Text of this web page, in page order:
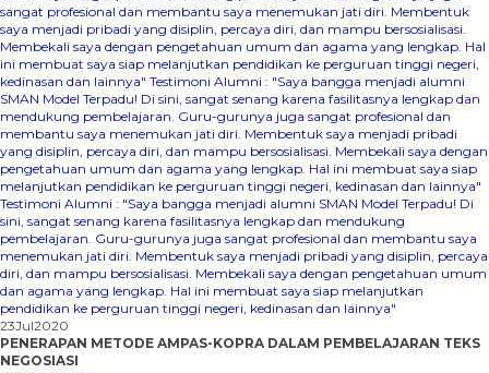
sangat profesional dan membantu saya menemukan jati diri. Membentuk
saya menjadi pribadi yang disiplin, percaya diri, dan mampu bersosialisasi.
Membekali saya dengan pengetahuan umum dan agama yang lengkap. Hal
ini membuat saya siap melanjutkan pendidikan ke perguruan tinggi negeri,
kedinasan dan lainnya" Testimoni Alumni : "Saya bangga menjadi alumni
SMAN Model Terpadu! Di sini, sangat senang karena fasilitasnya lengkap dan
mendukung pembelajaran. Guru-gurunya juga sangat profesional dan
membantu saya menemukan jati diri. Membentuk saya menjadi pribadi
yang disiplin, percaya diri, dan mampu bersosialisasi. Membekali saya dengan
pengetahuan umum dan agama yang lengkap. Hal ini membuat saya siap
melanjutkan pendidikan ke perguruan tinggi negeri, kedinasan dan lainnya"
Testimoni Alumni : "Saya bangga menjadi alumni SMAN Model Terpadu! Di
sini, sangat senang karena fasilitasnya lengkap dan mendukung
pembelajaran. Guru-gurunya juga sangat profesional dan membantu saya
menemukan jati diri. Membentuk saya menjadi pribadi yang disiplin, percaya
diri, dan mampu bersosialisasi. Membekali saya dengan pengetahuan umum
dan agama yang lengkap. Hal ini membuat saya siap melanjutkan
pendidikan ke perguruan tinggi negeri, kedinasan dan lainnya"
23Jul2020
PENERAPAN METODE AMPAS-KOPRA DALAM PEMBELAJARAN TEKS
NEGOSIASI